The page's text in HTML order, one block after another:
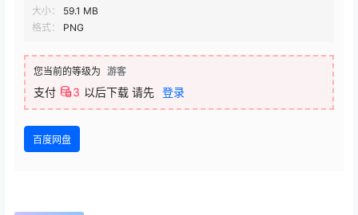
大小：
59.1 MB
格式：
PNG
您当前的等级为 游客
支付 3 以后下载 请先 登录
百度网盘